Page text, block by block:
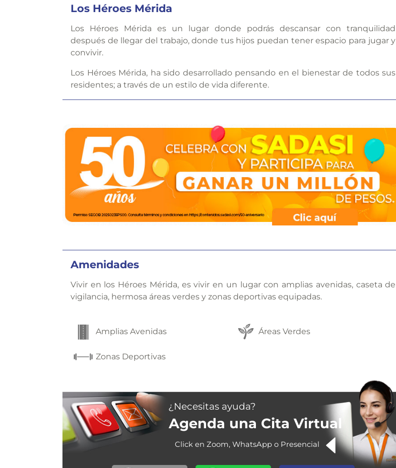
Los Héroes Mérida
Los Héroes Mérida es un lugar donde podrás descansar con tranquilidad
después de llegar del trabajo, donde tus hijos puedan tener espacio para jugar y
convivir.
Los Héroes Mérida, ha sido desarrollado pensando en el bienestar de todos sus
residentes; a través de un estilo de vida diferente.
Amenidades
Vivir en los Héroes Mérida, es vivir en un lugar con amplias avenidas, caseta de
vigilancia, hermosa áreas verdes y zonas deportivas equipadas.
Amplias Avenidas Áreas Verdes
Zonas Deportivas
¿Necesitas ayuda?
Agenda una Cita Virtual
Click en Zoom, WhatsApp o Presencial